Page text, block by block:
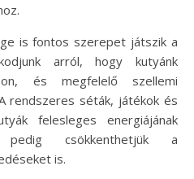
is fontos szerepet játszik a
arról, hogy kutyánk
és megfelelő szellemi
rendszeres séták, játékok és
felesleges energiájának
pedig csökkenthetjük a
is.